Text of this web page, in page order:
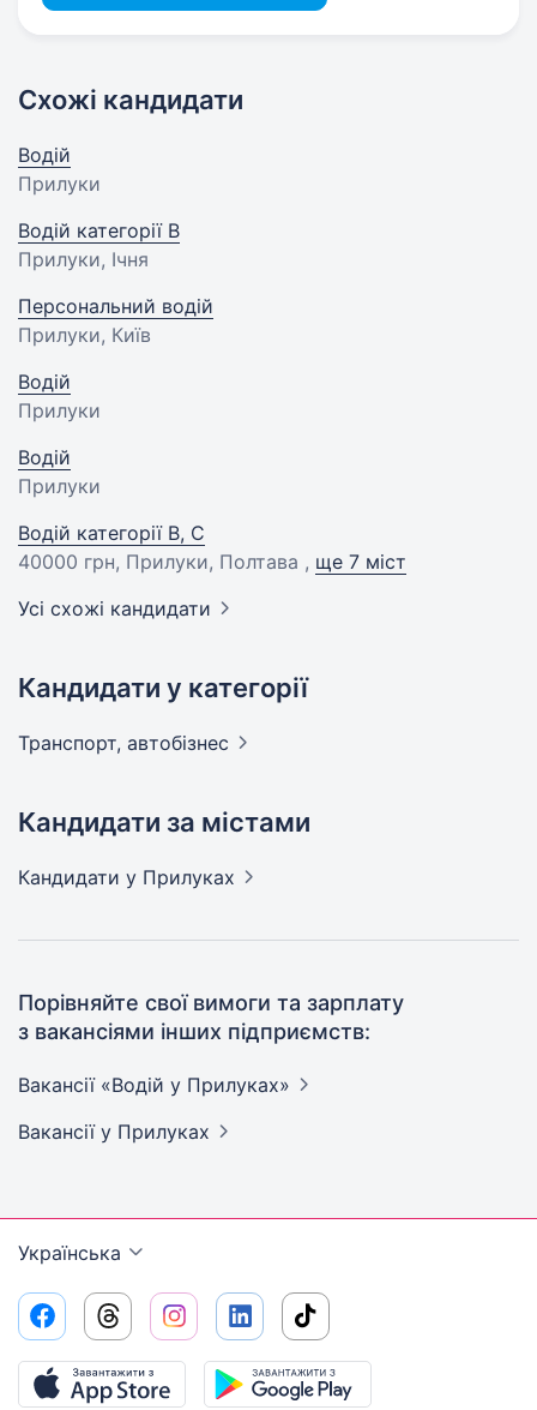
Схожі кандидати
Водій
Прилуки
Водій категорії В
Прилуки, Ічня
Персональний водій
Прилуки, Київ
Водій
Прилуки
Водій
Прилуки
Водій категорії В, С
40000 грн, Прилуки, Полтава , ще 7 міст
Усі схожі кандидати
Кандидати у категорії
Транспорт, автобізнес
Кандидати за містами
Кандидати у Прилуках
Порівняйте свої вимоги та зарплату
з вакансіями інших підприємств:
Вакансії «Водій у Прилуках»
Вакансії у Прилуках
Українська